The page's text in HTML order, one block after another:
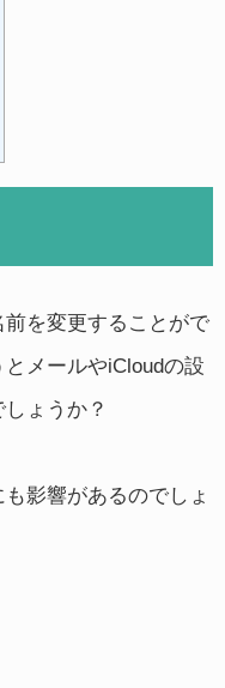
を変更することがで
メールやiCloudの設
ょうか？
影響があるのでしょ